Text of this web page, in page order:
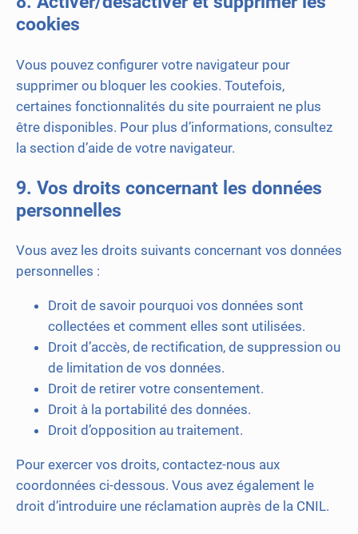
cookies
Vous pouvez configurer votre navigateur pour
supprimer ou bloquer les cookies. Toutefois,
certaines fonctionnalités du site pourraient ne plus
être disponibles. Pour plus d’informations, consultez
la section d’aide de votre navigateur.
9. Vos droits concernant les données
personnelles
Vous avez les droits suivants concernant vos données
personnelles :
Droit de savoir pourquoi vos données sont
collectées et comment elles sont utilisées.
Droit d’accès, de rectification, de suppression ou
de limitation de vos données.
Droit de retirer votre consentement.
Droit à la portabilité des données.
Droit d’opposition au traitement.
Pour exercer vos droits, contactez-nous aux
coordonnées ci-dessous. Vous avez également le
droit d’introduire une réclamation auprès de la CNIL.